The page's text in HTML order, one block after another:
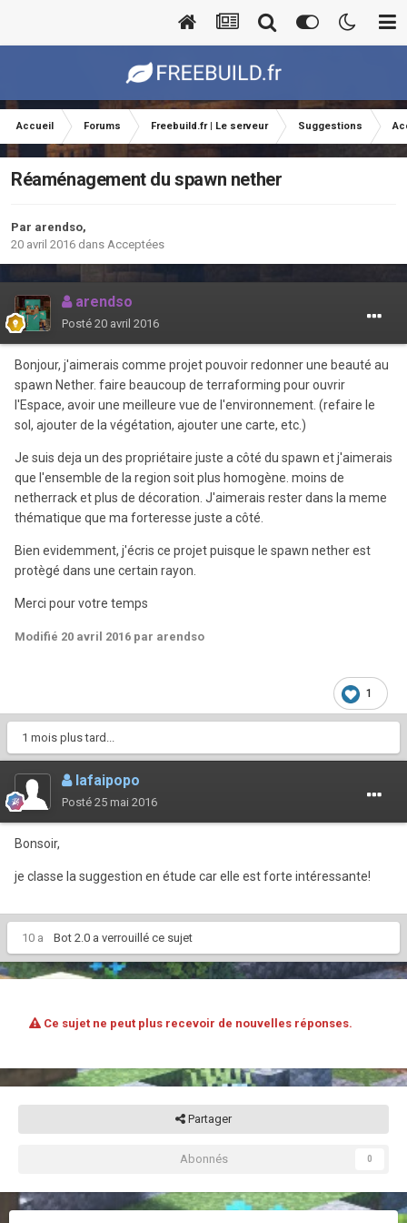
Accueil Forums Freebuild.fr | Le serveur Suggestions
Réaménagement du spawn nether
Par arendso,
20 avril 2016 dans Acceptées
arendso
Posté 20 avril 2016
Bonjour, j'aimerais comme projet pouvoir redonner une beauté au
spawn Nether. faire beaucoup de terraforming pour ouvrir
l'Espace, avoir une meilleure vue de l'environnement. (refaire le
sol, ajouter de la végétation, ajouter une carte, etc.)
Je suis deja un des propriétaire juste a côté du spawn et j'aimerais
que l'ensemble de la region soit plus homogène. moins de
netherrack et plus de décoration. J'aimerais rester dans la meme
thématique que ma forteresse juste a côté.
Bien evidemment, j'écris ce projet puisque le spawn nether est
protègé dans une certain rayon.
Merci pour votre temps
Modifié 20 avril 2016 par arendso
1
1 mois plus tard...
lafaipopo
Posté 25 mai 2016
Bonsoir,
je classe la suggestion en étude car elle est forte intéressante!
10 a Bot 2.0 a verrouillé ce sujet
Ce sujet ne peut plus recevoir de nouvelles réponses.
Partager
Abonnés 0